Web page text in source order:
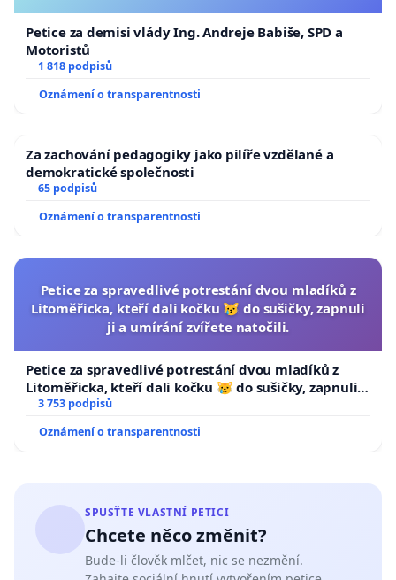
Petice za demisi vlády Ing. Andreje Babiše, SPD a
Motoristů
1 818 podpisů
Oznámení o transparentnosti
Za zachování pedagogiky jako pilíře vzdělané a
demokratické společnosti
65 podpisů
Oznámení o transparentnosti
Petice za spravedlivé potrestání dvou mladíků z
Litoměřicka, kteří dali kočku 😿 do sušičky, zapnuli
ji a umírání zvířete natočili.
Petice za spravedlivé potrestání dvou mladíků z
Litoměřicka, kteří dali kočku 😿 do sušičky, zapnuli ji
a umírání zvířete natočili.
3 753 podpisů
Oznámení o transparentnosti
SPUSŤTE VLASTNÍ PETICI
Chcete něco změnit?
Bude-li člověk mlčet, nic se nezmění.